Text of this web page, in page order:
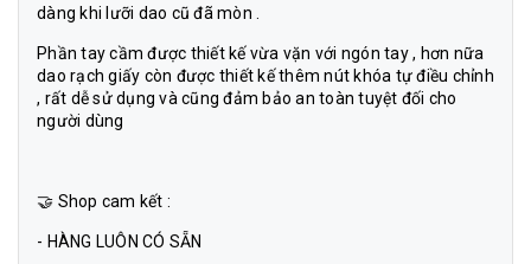
dàng khi lưỡi dao cũ đã mòn .
Phần tay cầm được thiết kế vừa vặn với ngón tay , hơn nữa
dao rạch giấy còn được thiết kế thêm nút khóa tự điều chỉnh
, rất dễ sử dụng và cũng đảm bảo an toàn tuyệt đối cho
người dùng
🤝 Shop cam kết :
- HÀNG LUÔN CÓ SẴN